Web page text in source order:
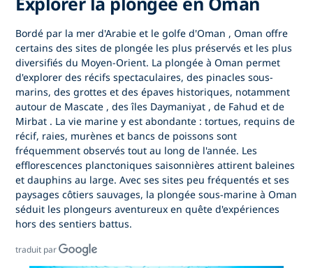
Bordé par la mer d'Arabie et le golfe d'Oman ,Oman offre
certains des sites de plongée les plus préservés et les plus
diversifiés du Moyen-Orient. La plongée à Oman permet
d'explorer des récifs spectaculaires, des pinacles sous-
marins, des grottes et des épaves historiques, notamment
autourde Mascate , desîles Daymaniyat ,de Fahud etde
Mirbat . La vie marine y est abondante : tortues, requins de
récif, raies, murènes et bancs de poissons sont
fréquemment observés tout au long de l'année. Les
efflorescences planctoniques saisonnières attirent baleines
et dauphins au large. Avec ses sites peu fréquentés et ses
paysages côtiers sauvages, la plongée sous-marine à Oman
séduit les plongeurs aventureux en quête d'expériences
hors des sentiers battus.
traduit par